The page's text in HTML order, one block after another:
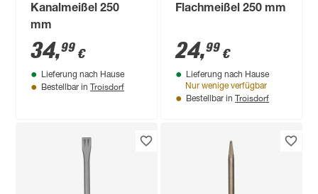
Kanalmeißel 250
mm
34,99 €
Lieferung nach Hause
Bestellbar in Troisdorf
Flachmeißel 250 mm
24,99 €
Lieferung nach Hause
Nur wenige verfügbar
Bestellbar in Troisdorf